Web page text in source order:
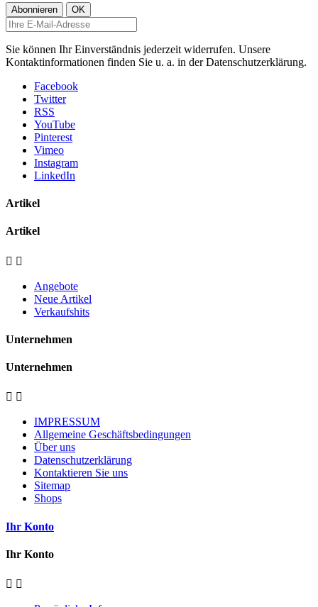
Sie können Ihr Einverständnis jederzeit widerrufen. Unsere
Kontaktinformationen finden Sie u. a. in der Datenschutzerklärung.
Facebook
Twitter
RSS
YouTube
Pinterest
Vimeo
Instagram
LinkedIn
Artikel
Artikel
 
Angebote
Neue Artikel
Verkaufshits
Unternehmen
Unternehmen
 
IMPRESSUM
Allgemeine Geschäftsbedingungen
Über uns
Datenschutzerklärung
Kontaktieren Sie uns
Sitemap
Shops
Ihr Konto
Ihr Konto
 